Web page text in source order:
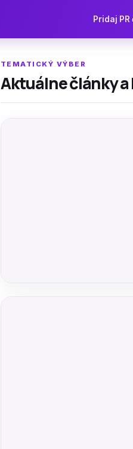
Pridaj
TEMATICKÝ VÝBER
Aktuálne články a